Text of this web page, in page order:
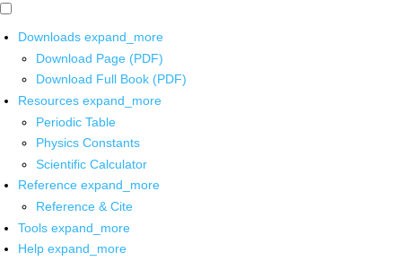
Downloads expand_more
Download Page (PDF)
Download Full Book (PDF)
Resources expand_more
Periodic Table
Physics Constants
Scientific Calculator
Reference expand_more
Reference & Cite
Tools expand_more
Help expand_more